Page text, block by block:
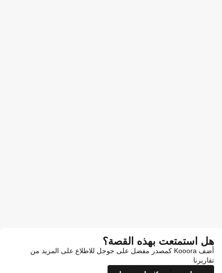
هل استمتعت بهذه القصة؟
أضف Kooora كمصدر مفضل على جوجل للاطلاع على المزيد من
تقاريرنا